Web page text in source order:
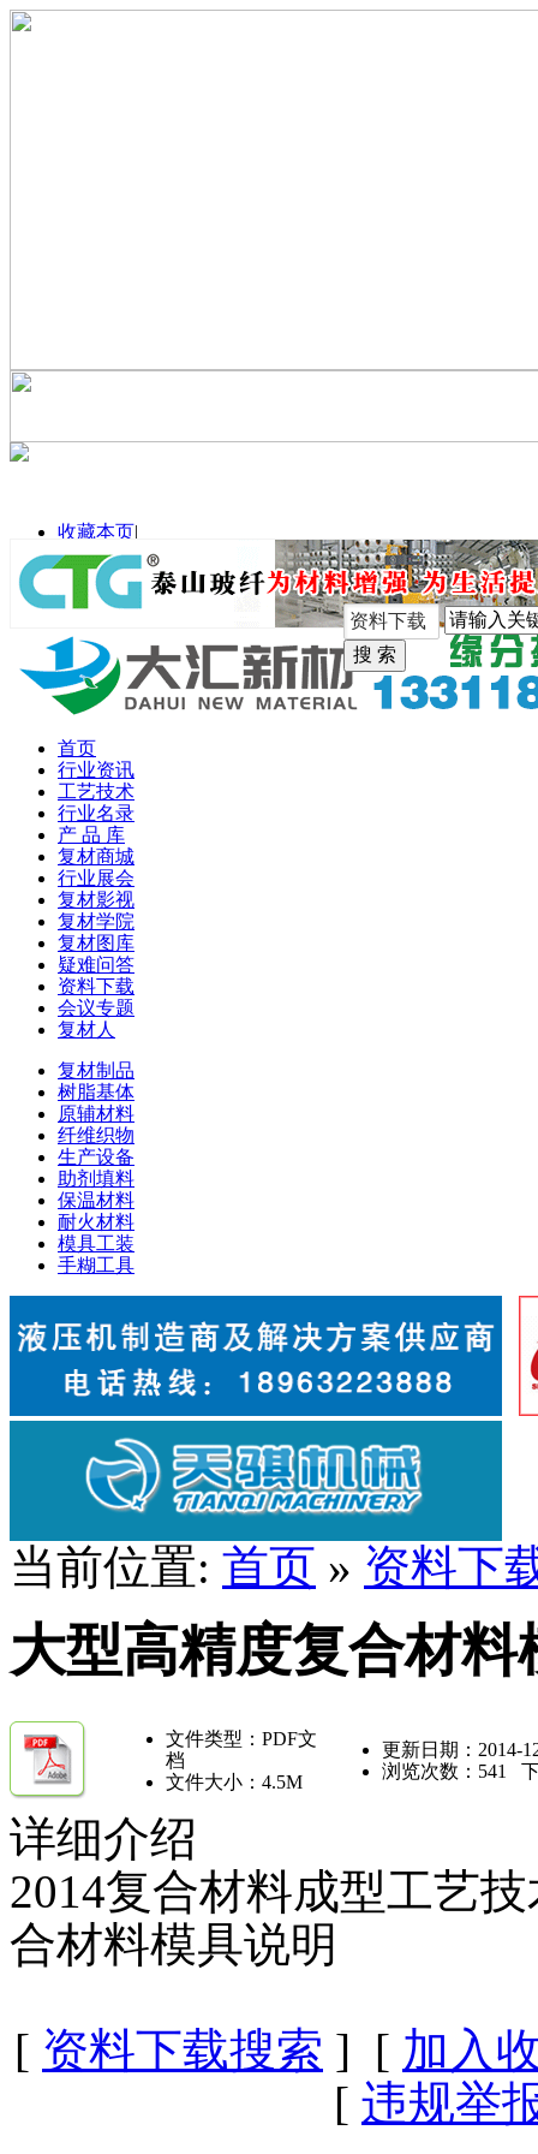
收藏本页|
手机版
首页
行业资讯
工艺技术
行业名录
产 品 库
复材商城
行业展会
复材影视
复材学院
复材图库
疑难问答
资料下载
会议专题
复材人
复材制品
树脂基体
原辅材料
纤维织物
生产设备
助剂填料
保温材料
耐火材料
模具工装
手糊工具
当前位置: 首页 » 资料下
大型高精度复合材料
文件类型：PDF文
档
文件大小：4.5M
更新日期：2014-
浏览次数： 541
详细介绍
2014复合材料成型工艺
合材料模具说明
[ 资料下载搜索 ] [ 加入
[ 违规举